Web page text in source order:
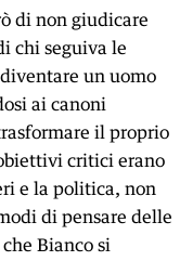
di non giudicare
chi seguiva le
un uomo
ai canoni
il proprio
critici erano
e la politica, non
di pensare delle
Bianco si